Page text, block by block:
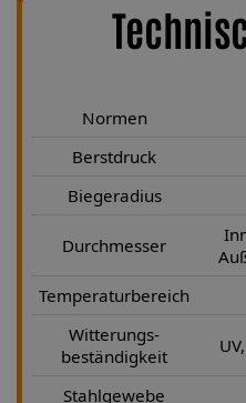
Normen
Berstdruck
Biegeradius
Durchmesser
Temperaturbereich
Witterungs-
beständigkeit
Stahlgewebe